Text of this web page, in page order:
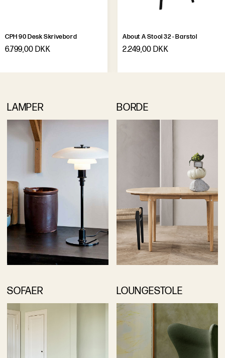
CPH 90 Desk Skrivebord
6.799,00 DKK
About A Stool 32 - Barstol
2.249,00 DKK
LAMPER BORDE
SOFAER LOUNGESTOLE